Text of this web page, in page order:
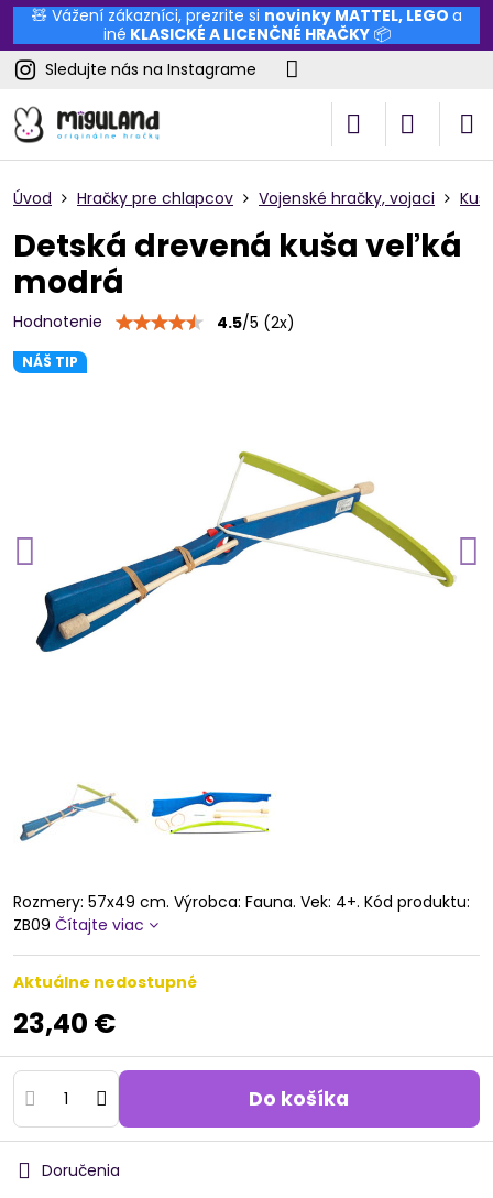
🧸 Vážení zákazníci, prezrite si novinky MATTEL, LEGO a
iné KLASICKÉ A LICENČNÉ HRAČKY📦
Sledujte nás na Instagrame
NÁŠ TIP
Úvod Hračky pre chlapcov Vojenské hračky, vojaci
Detská drevená kuša veľká
modrá
Hodnotenie 4.5/5 (2x)
Rozmery: 57x49 cm. Výrobca: Fauna. Vek: 4+. Kód produktu:
ZB09 Čítajte viac
Aktuálne nedostupné
23,40 €
Do košíka
Doručenia